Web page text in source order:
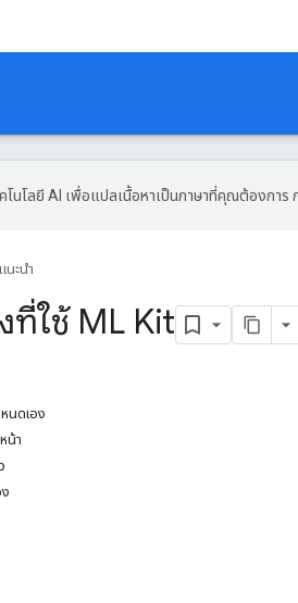
โนโลยี AI เพื่อแปลเนื้อหาเป็นภาษาที่คุณต้องกา
นะนำ
ที่ใช้ ML Kit
นดเอง
น้า